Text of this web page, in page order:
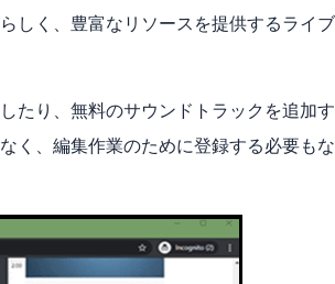
しく、豊富なリソースを提供するライ
たり、無料のサウンドトラックを追加
く、編集作業のために登録する必要も